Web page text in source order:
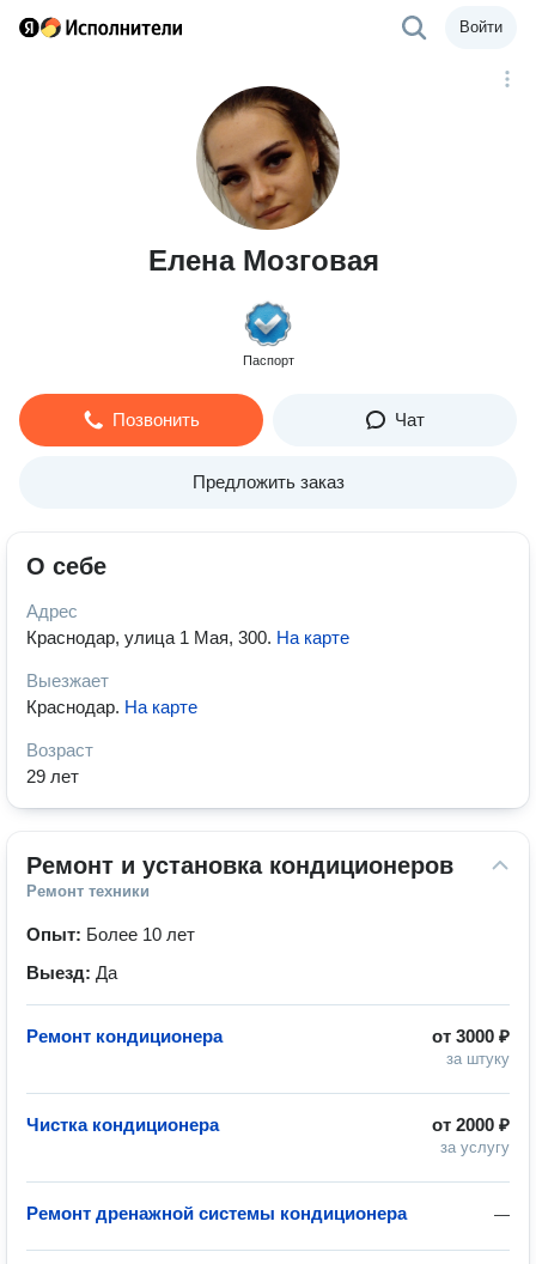
Войти
Елена Мозговая
Паспорт
Позвонить Чат
Предложить заказ
О себе
Адрес
Краснодар, улица 1 Мая, 300. На карте
Выезжает
Краснодар. На карте
Возраст
29 лет
Ремонт и установка кондиционеров
Ремонт техники
Опыт: Более 10 лет
Выезд: Да
от 3000 ₽
за штуку
Ремонт кондиционера
от 2000 ₽
за услугу
Чистка кондиционера
—
Ремонт дренажной системы кондиционера